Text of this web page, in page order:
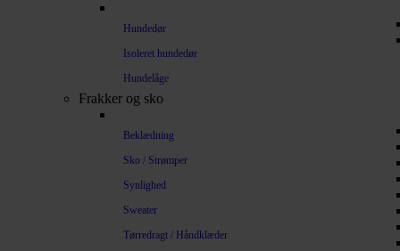
Hundedør
Isoleret hundedør
Hundelåge
Frakker og sko
Beklædning
Sko / Strømper
Synlighed
Sweater
Tørredragt / Håndklæder